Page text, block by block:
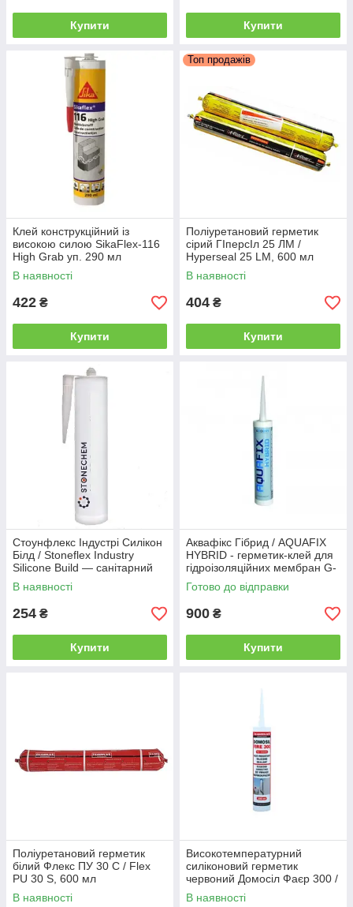
Купити Купити
Клей конструкційний із
високою силою SikaFlex-116
High Grab уп. 290 мл
В наявності
422 ₴
Купити
Топ продажів
Поліуретановий герметик
сірий ГІперсІл 25 ЛМ /
Hyperseal 25 LM, 600 мл
В наявності
404 ₴
Купити
Стоунфлекс Індустрі Силікон
Білд / Stoneflex Industry
Silicone Build — санітарний
герметик, прозор (пач
(пап.280 мл)
В наявності
254 ₴
Купити
Аквафікс Гібрид / AQUAFIX
HYBRID - герметик-клей для
гідроізоляційних мембран G-
TEX (уп. 290 мл)
Готово до відправки
900 ₴
Купити
Поліуретановий герметик
білий Флекс ПУ 30 С / Flex
PU 30 S, 600 мл
В наявності
Високотемпературний
силіконовий герметик
червоний Домосіл Фаєр 300 /
Domosil Fire 300, 280 мл
В наявності